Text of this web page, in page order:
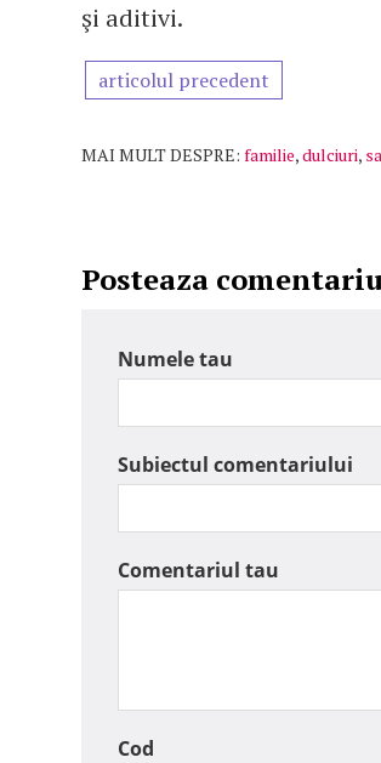
şi aditivi.
articolul precedent
MAI MULT DESPRE: familie,dulciuri,
Posteaza
Numele tau
Subiectul comentariului
Comentariul tau
Cod